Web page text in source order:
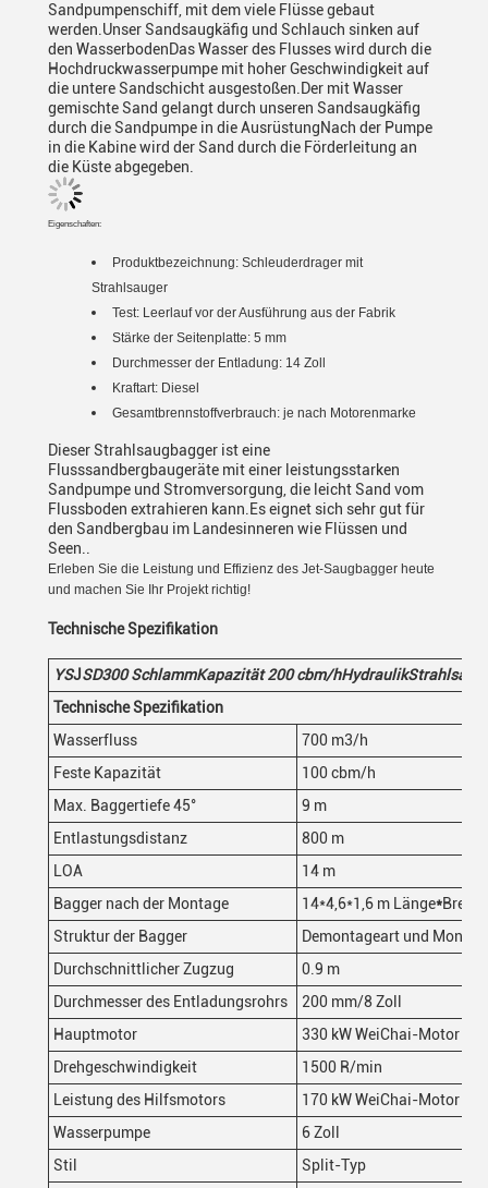
Sandpumpenschiff, mit dem viele Flüsse gebaut
werden.Unser Sandsaugkäfig und Schlauch sinken auf
den WasserbodenDas Wasser des Flusses wird durch die
Hochdruckwasserpumpe mit hoher Geschwindigkeit auf
die untere Sandschicht ausgestoßen.Der mit Wasser
gemischte Sand gelangt durch unseren Sandsaugkäfig
durch die Sandpumpe in die AusrüstungNach der Pumpe
in die Kabine wird der Sand durch die Förderleitung an
die Küste abgegeben.
Eigenschaften:
Produktbezeichnung: Schleuderdrager mit
Strahlsauger
Test: Leerlauf vor der Ausführung aus der Fabrik
Stärke der Seitenplatte: 5 mm
Durchmesser der Entladung: 14 Zoll
Kraftart: Diesel
Gesamtbrennstoffverbrauch: je nach Motorenmarke
Dieser Strahlsaugbagger ist eine
Flusssandbergbaugeräte mit einer leistungsstarken
Sandpumpe und Stromversorgung, die leicht Sand vom
Flussboden extrahieren kann.Es eignet sich sehr gut für
den Sandbergbau im Landesinneren wie Flüssen und
Seen..
Erleben Sie die Leistung und Effizienz des Jet-Saugbagger heute
und machen Sie Ihr Projekt richtig!
Technische Spezifikation
YSJSD300 SchlammKapazität 200 cbm/hHydraulik
Technische Spezifikation
Wasserfluss
700 m3/h
Feste Kapazität
100 cbm/h
Max. Baggertiefe 45°
9 m
Entlastungsdistanz
800 m
LOA
14 m
Bagger nach der Montage
14*4,6*1,6 m Länge*
Struktur der Bagger
Demontageart und
Durchschnittlicher Zugzug
0.9 m
Durchmesser des Entladungsrohrs
200 mm/8 Zoll
Hauptmotor
330 kW WeiChai-Motor
Drehgeschwindigkeit
1500 R/min
Leistung des Hilfsmotors
170 kW WeiChai-Motor
Wasserpumpe
6 Zoll
Stil
Split-Typ